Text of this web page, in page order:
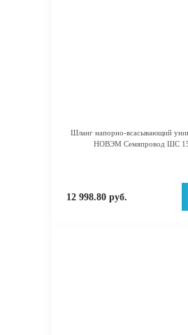
Шланг напорно-всасывающий
НОВЭМ Семяпровод ШС
12 998.80 руб.